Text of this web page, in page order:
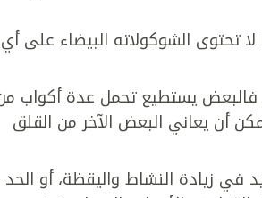
تحتوى الشوكولاته البيضاء على أي
فالبعض يستطيع تحمل عدة أكواب
أن يعاني البعض الآخر من القلق
في زيادة النشاط واليقظة، أو الحد